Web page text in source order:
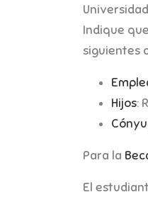
Indique
siguientes
Hijos:
Para la
El